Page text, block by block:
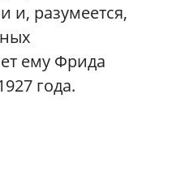
и, разумеется,
ему Фрида
года.